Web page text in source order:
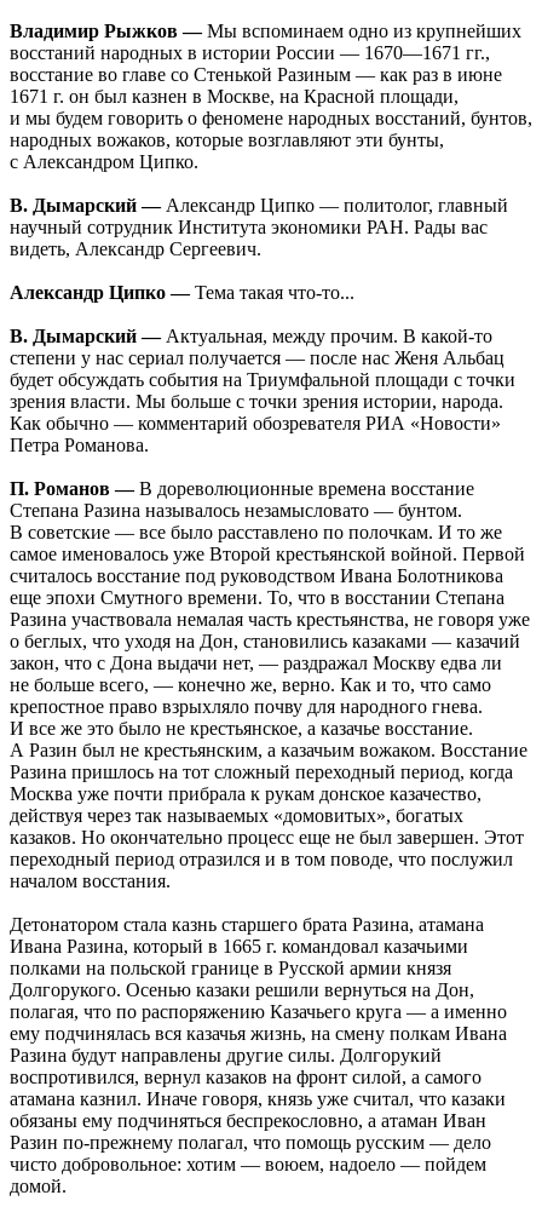
Владимир Рыжков —Мы вспоминаем одно из крупнейших
восстаний народных в истории России — 1670—1671 гг.,
восстание во главе со Стенькой Разиным — как раз в июне
1671 г. он был казнен в Москве, на Красной площади,
и мы будем говорить о феномене народных восстаний, бунтов,
народных вожаков, которые возглавляют эти бунты,
с Александром Ципко.
В. Дымарский —Александр Ципко — политолог, главный
научный сотрудник Института экономики РАН. Рады вас
видеть, Александр Сергеевич.
Александр Ципко —Тема такая что-то...
В. Дымарский —Актуальная, между прочим. В какой-то
степени у нас сериал получается — после нас Женя Альбац
будет обсуждать события на Триумфальной площади с точки
зрения власти. Мы больше с точки зрения истории, народа.
Как обычно — комментарий обозревателя РИА «Новости»
Петра Романова.
П. Романов —В дореволюционные времена восстание
Степана Разина называлось незамысловато — бунтом.
В советские — все было расставлено по полочкам. И то же
самое именовалось уже Второй крестьянской войной. Первой
считалось восстание под руководством Ивана Болотникова
еще эпохи Смутного времени. То, что в восстании Степана
Разина участвовала немалая часть крестьянства, не говоря уже
о беглых, что уходя на Дон, становились казаками — казачий
закон, что с Дона выдачи нет, — раздражал Москву едва ли
не больше всего, — конечно же, верно. Как и то, что само
крепостное право взрыхляло почву для народного гнева.
И все же это было не крестьянское, а казачье восстание.
А Разин был не крестьянским, а казачьим вожаком. Восстание
Разина пришлось на тот сложный переходный период, когда
Москва уже почти прибрала к рукам донское казачество,
действуя через так называемых «домовитых», богатых
казаков. Но окончательно процесс еще не был завершен. Этот
переходный период отразился и в том поводе, что послужил
началом восстания.
Детонатором стала казнь старшего брата Разина, атамана
Ивана Разина, который в 1665 г. командовал казачьими
полками на польской границе в Русской армии князя
Долгорукого. Осенью казаки решили вернуться на Дон,
полагая, что по распоряжению Казачьего круга — а именно
ему подчинялась вся казачья жизнь, на смену полкам Ивана
Разина будут направлены другие силы. Долгорукий
воспротивился, вернул казаков на фронт силой, а самого
атамана казнил. Иначе говоря, князь уже считал, что казаки
обязаны ему подчиняться беспрекословно, а атаман Иван
Разин по-прежнему полагал, что помощь русским — дело
чисто добровольное: хотим — воюем, надоело — пойдем
домой.